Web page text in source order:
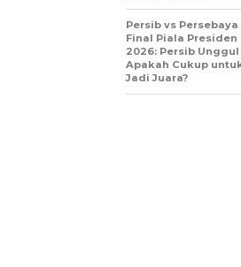
Persib vs Persebaya
Final Piala Presiden
2026: Persib Unggul
Apakah Cukup
Jadi Juara?